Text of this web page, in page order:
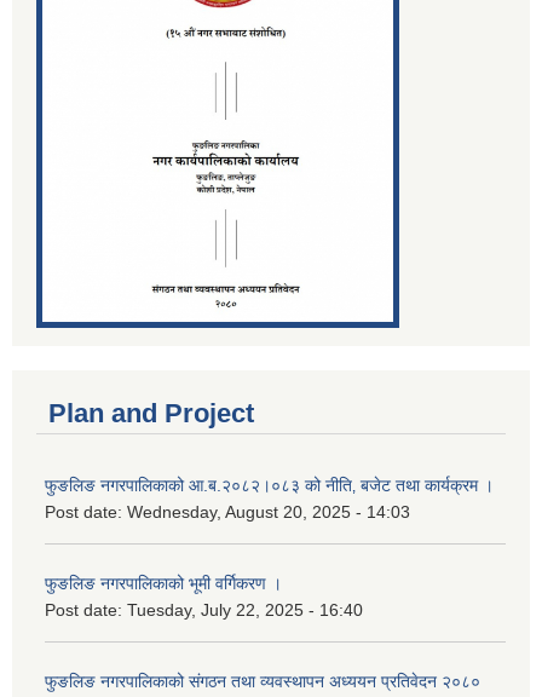
Plan and Project
फुङलिङ नगरपालिकाको आ.ब.२०८२।०८३ को नीति‚ बजेट तथा कार्यक्रम ।
Post date: Wednesday, August 20, 2025 - 14:03
फुङलिङ नगरपालिकाको भूमी वर्गिकरण ।
Post date: Tuesday, July 22, 2025 - 16:40
फुङलिङ नगरपालिकाको संगठन तथा व्यवस्थापन अध्ययन प्रतिवेदन २०८०